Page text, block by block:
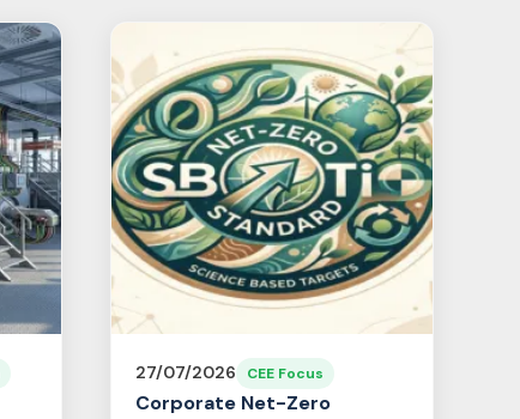
27/07/2026 CEE Focus
Corporate Net-Zero